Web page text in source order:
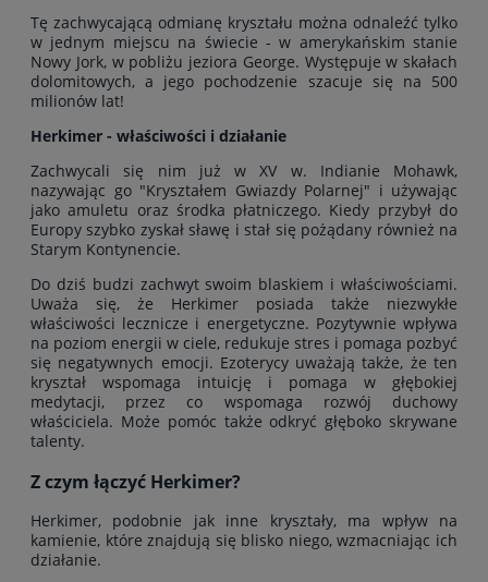
Tę zachwycającą odmianę kryształu można odnaleźć tylko
w jednym miejscu na świecie - w amerykańskim stanie
Nowy Jork, w pobliżu jeziora George. Występuje w skałach
dolomitowych, a jego pochodzenie szacuje się na 500
milionów lat!
Herkimer - właściwości i działanie
Zachwycali się nim już w XV w. Indianie Mohawk,
nazywając go "Kryształem Gwiazdy Polarnej" i używając
jako amuletu oraz środka płatniczego. Kiedy przybył do
Europy szybko zyskał sławę i stał się pożądany również na
Starym Kontynencie.
Do dziś budzi zachwyt swoim blaskiem i właściwościami.
Uważa się, że Herkimer posiada także niezwykłe
właściwości lecznicze i energetyczne. Pozytywnie wpływa
na poziom energii w ciele, redukuje stres i pomaga pozbyć
się negatywnych emocji. Ezoterycy uważają także, że ten
kryształ wspomaga intuicję i pomaga w głębokiej
medytacji, przez co wspomaga rozwój duchowy
właściciela. Może pomóc także odkryć głęboko skrywane
talenty.
Z czym łączyć Herkimer?
Herkimer, podobnie jak inne kryształy, ma wpływ na
kamienie, które znajdują się blisko niego, wzmacniając ich
działanie.